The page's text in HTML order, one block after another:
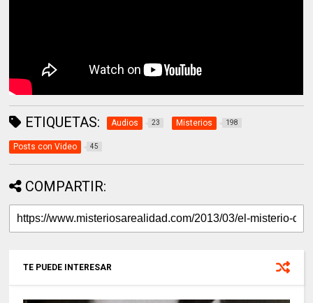
ETIQUETAS: Audios 23 Misterios 198
Posts con Video 45
COMPARTIR:
TE PUEDE INTERESAR